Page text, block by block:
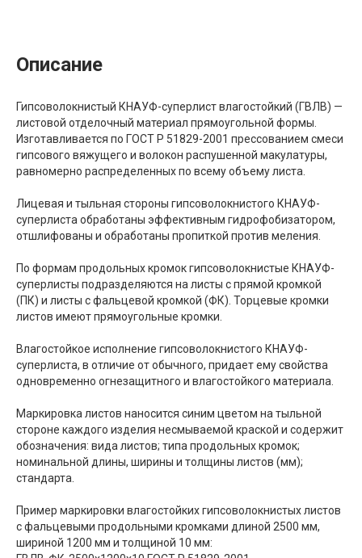
Описание
Гипсоволокнистый КНАУФ-суперлист влагостойкий (ГВЛВ) —
листовой отделочный материал прямоугольной формы.
Изготавливается по ГОСТ Р 51829-2001 прессованием смеси
гипсового вяжущего и волокон распушенной макулатуры,
равномерно распределенных по всему объему листа.
Лицевая и тыльная стороны гипсоволокнистого КНАУФ-
суперлиста обработаны эффективным гидрофобизатором,
отшлифованы и обработаны пропиткой против меления.
По формам продольных кромок гипсоволокнистые КНАУФ-
суперлисты подразделяются на листы с прямой кромкой
(ПК) и листы с фальцевой кромкой (ФК). Торцевые кромки
листов имеют прямоугольные кромки.
Влагостойкое исполнение гипсоволокнистого КНАУФ-
суперлиста, в отличие от обычного, придает ему свойства
одновременно огнезащитного и влагостойкого материала.
Маркировка листов наносится синим цветом на тыльной
стороне каждого изделия несмываемой краской и содержит
обозначения: вида листов; типа продольных кромок;
номинальной длины, ширины и толщины листов (мм);
стандарта.
Пример маркировки влагостойких гипсоволокнистых листов
с фальцевыми продольными кромками длиной 2500 мм,
шириной 1200 мм и толщиной 10 мм: